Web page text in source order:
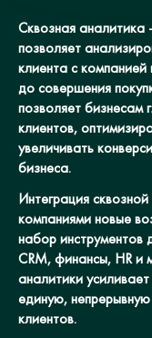
Сквозная
позволяет
клиента с компанией
до совершения
позволяет бизнесам
клиентов,
увеличивать
бизнеса.
Интеграция
компаниями новые
набор инструментов
CRM, финансы, HR и
аналитики
единую,
клиентов.